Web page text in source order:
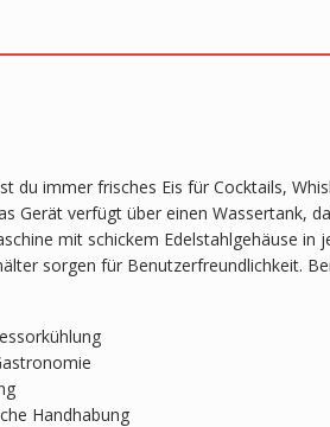
du immer frisches Eis für Cocktails,
Gerät verfügt über einen Wassertank,
mit schickem Edelstahlgehäuse in
sorgen für Benutzerfreundlichkeit.
Handhabung